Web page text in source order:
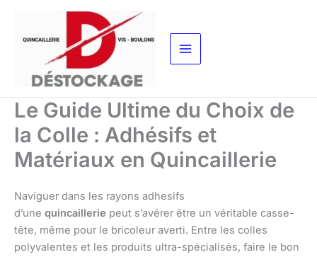
contenu
Le Guide Ultime du Choix de
la Colle : Adhésifs et
Matériaux en Quincaillerie
Naviguer dans les rayons adhesifs
d’une quincaillerie peut s’avérer être un véritable casse-
tête, même pour le bricoleur averti. Entre les colles
polyvalentes et les produits ultra-spécialisés, faire le bon